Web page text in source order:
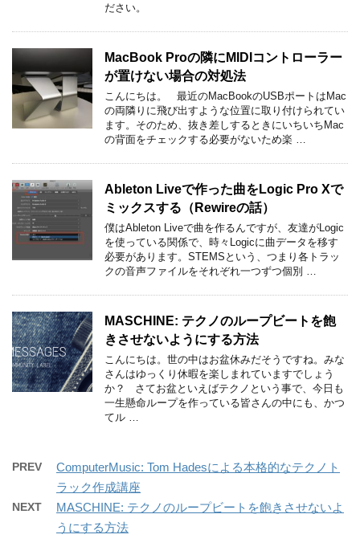
ださい。
MacBook Proの隣にMIDIコントローラー
が置けない場合の対処法
こんにちは。 最近のMacBookのUSBポートはMac
の両隣りに飛び出すような位置に取り付けられてい
ます。そのため、抜き差しするときにいちいちMac
の背面をチェックする必要がないため楽 …
Ableton Liveで作った曲をLogic Pro Xで
ミックスする（Rewireの話）
僕はAbleton Liveで曲を作るんですが、友達がLogic
を使っている関係で、時々Logicに曲データを移す
必要があります。STEMSという、つまり各トラッ
クの音声ファイルをそれぞれ一つずつ個別 …
MASCHINE: テクノのループビートを飽
きさせないようにする方法
こんにちは。世の中はお盆休みだそうですね。みな
さんはゆっくり休暇を楽しまれていますでしょう
か？ さてお盆といえばテクノという事で、今日も
一生懸命ループを作っている皆さんの中にも、かつ
てル …
PREV
ComputerMusic: Tom Hadesによる本格的なテクノト
ラック作成講座
NEXT
MASCHINE: テクノのループビートを飽きさせないよ
うにする方法